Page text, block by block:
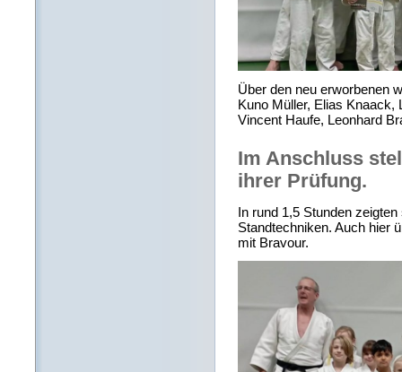
Über den neu erworbenen
Kuno Müller, Elias Knaack,
Vincent Haufe, Leonhard
Im Anschluss
ihrer Prüfung.
In rund 1,5 Stunden
Standtechniken. Auch hier
mit Bravour.